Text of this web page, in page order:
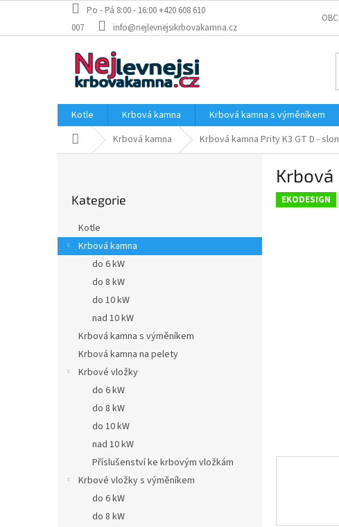
obsah
Po - Pá 8:00 - 16:00 +420 608 610
007
info@nejlevnejsikrbovakamna.cz
Kotle Krbová kamna Krbová kamna s výměníkem
Domů Krbová kamna Krbová kamna Prity K3 GT D -
a
n
kategorie
Kategorie
Kotle
Krbová kamna
do 6 kW
do 8 kW
do 10 kW
nad 10 kW
Krbová kamna s výměníkem
Krbová kamna na pelety
Krbové vložky
do 6 kW
do 8 kW
do 10 kW
nad 10 kW
Příslušenství ke krbovým vložkám
Krbové vložky s výměníkem
do 6 kW
do 8 kW
Krbová
EKODESIGN